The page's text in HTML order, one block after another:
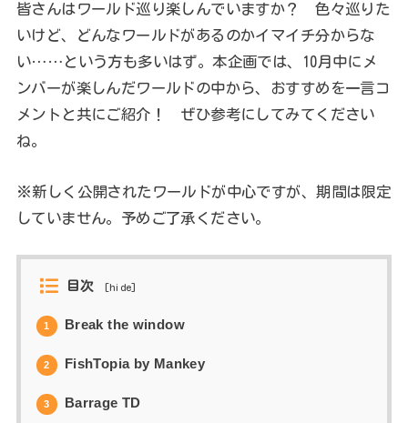
皆さんはワールド巡り楽しんでいますか？ 色々巡りた
いけど、どんなワールドがあるのかイマイチ分からな
い……という方も多いはず。本企画では、10月中にメ
ンバーが楽しんだワールドの中から、おすすめを一言コ
メントと共にご紹介！ ぜひ参考にしてみてください
ね。
※新しく公開されたワールドが中心ですが、期間は限定
していません。予めご了承ください。
目次 [hide]
1 Break the window
2 FishTopia by Mankey
3 Barrage TD